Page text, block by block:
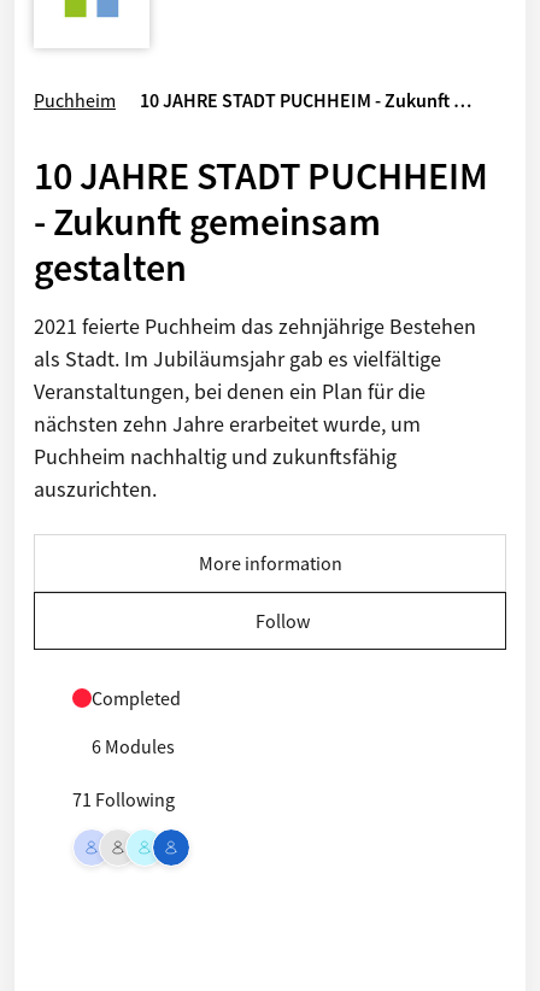
Puchheim 10 JAHRE STADT PUCHHEIM - Zukunft …
10 JAHRE STADT PUCHHEIM
- Zukunft gemeinsam
gestalten
2021 feierte Puchheim das zehnjährige Bestehen
als Stadt. Im Jubiläumsjahr gab es vielfältige
Veranstaltungen, bei denen ein Plan für die
nächsten zehn Jahre erarbeitet wurde, um
Puchheim nachhaltig und zukunftsfähig
auszurichten.
More information
Follow
Completed
6 Modules
71 Following